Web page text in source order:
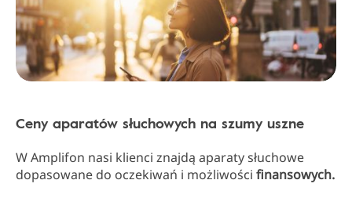
Ceny aparatów słuchowych na szumy uszne
W Amplifon nasi klienci znajdą aparaty słuchowe
dopasowane do oczekiwań i możliwości finansowych.